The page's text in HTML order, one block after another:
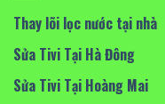
Thay lõi lọc nước tại nhà
Sửa Tivi Tại Hà Đông
Sửa Tivi Tại Hoàng Mai